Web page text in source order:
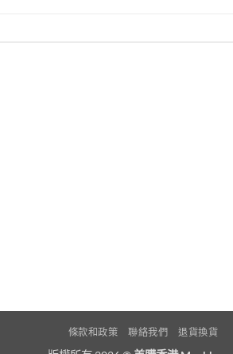
條款和政策 聯絡我們 退貨換貨